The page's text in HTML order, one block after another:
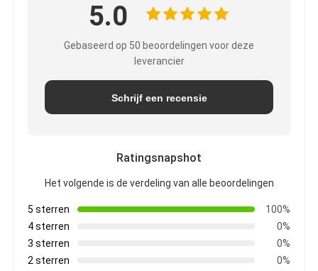
5.0
Gebaseerd op 50 beoordelingen voor deze
leverancier
Schrijf een recensie
Ratingsnapshot
Het volgende is de verdeling van alle beoordelingen
5 sterren
100%
4 sterren
0%
3 sterren
0%
2 sterren
0%